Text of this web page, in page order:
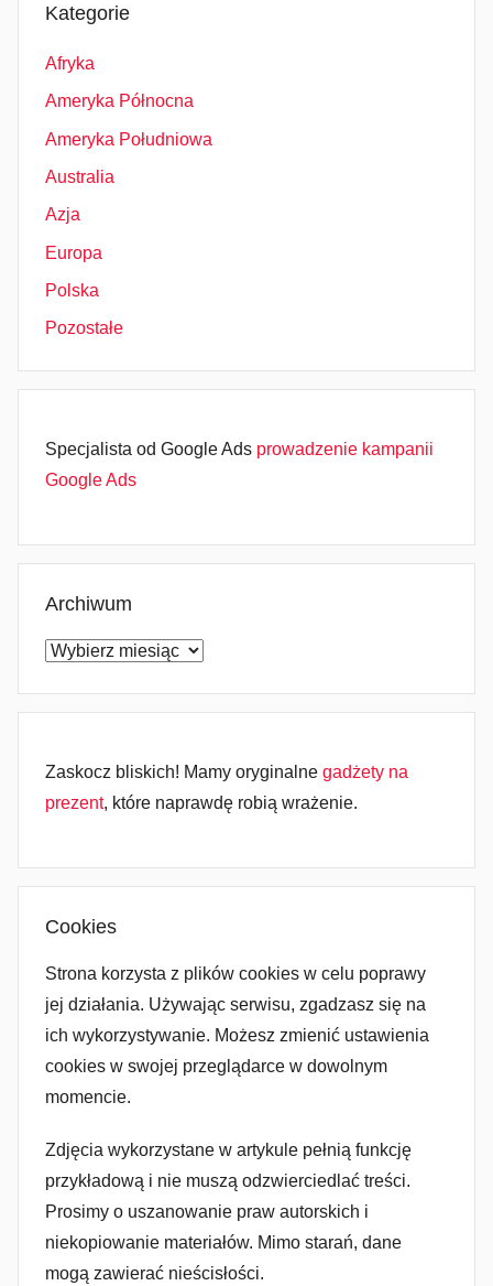
Kategorie
Afryka
Ameryka Północna
Ameryka Południowa
Australia
Azja
Europa
Polska
Pozostałe
Specjalista od Google Ads prowadzenie kampanii
Google Ads
Archiwum
Archiwum
Zaskocz bliskich! Mamy oryginalne gadżety na
prezent, które naprawdę robią wrażenie.
Cookies
Strona korzysta z plików cookies w celu poprawy
jej działania. Używając serwisu, zgadzasz się na
ich wykorzystywanie. Możesz zmienić ustawienia
cookies w swojej przeglądarce w dowolnym
momencie.
Zdjęcia wykorzystane w artykule pełnią funkcję
przykładową i nie muszą odzwierciedlać treści.
Prosimy o uszanowanie praw autorskich i
niekopiowanie materiałów. Mimo starań, dane
mogą zawierać nieścisłości.